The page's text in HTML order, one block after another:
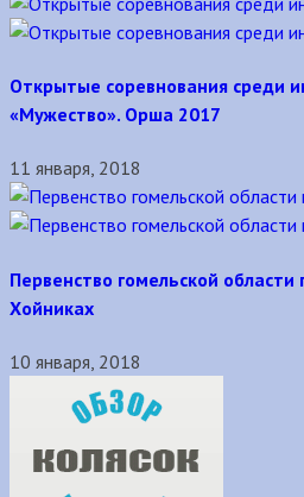
Открытые соревнования среди
«Мужество». Орша 2017
11 января, 2018
Первенство гомельской области
Хойниках
10 января, 2018